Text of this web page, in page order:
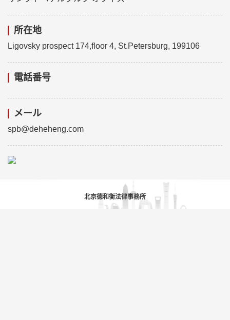
所在地
Ligovsky prospect 174,floor 4, St.Petersburg, 199106
電話番号
メール
spb@deheheng.com
北京德和衡法律事務所